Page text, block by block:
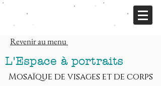
Revenir au menu
L'Espace à portraits
Mosaïque de visages et de corps